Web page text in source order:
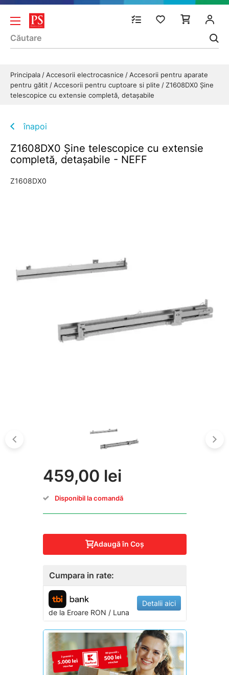
Principala Accesorii electrocasnice
Accesorii pentru aparate
pentru gătit
Accesorii pentru cuptoare si plite
Z1608DX0 Șine
telescopice cu extensie completă, detașabile
înapoi
Z1608DX0 Șine telescopice cu extensie
completă, detașabile - NEFF
Z1608DX0
459,00 lei
Disponibil la comandă
Adaugă în Coş
Cumpara in rate:
de la EroareRON / Luna
Detalii aici